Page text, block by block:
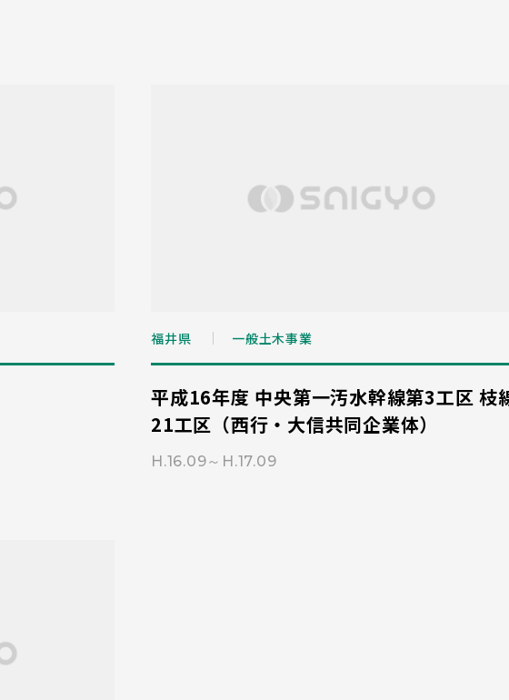
福井県 一般土木事業
平成16年度 中央第一汚水幹線第3工区 枝
21工区（西行・大信共同企業体）
H.16.09～H.17.09